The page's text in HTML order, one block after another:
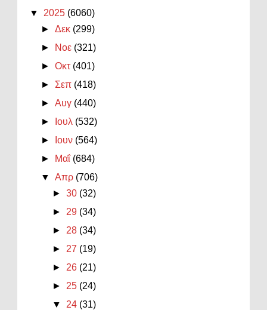
▼ 2025 (6060)
►Δεκ (299)
►
Νοε (321)
►Οκτ (401)
► Σεπ (418)
►Αυγ (440)
►
Ιουλ (532)
►
Ιουν (564)
►
Μαΐ (684)
▼Απρ (706)
►30 (32)
► 29 (34)
► 28 (34)
► 27 (19)
► 26 (21)
► 25 (24)
▼ 24 (31)